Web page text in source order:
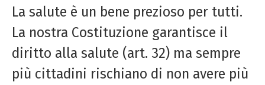
La salute è un bene prezioso per tutti.
La nostra Costituzione garantisce il
diritto alla salute (art. 32) ma sempre
più cittadini rischiano di non avere più